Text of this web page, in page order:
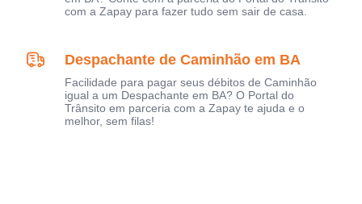
com a Zapay para fazer tudo sem sair de casa.
Despachante de Caminhão em BA
Facilidade para pagar seus débitos de Caminhão
igual a um Despachante em BA? O Portal do
Trânsito em parceria com a Zapay te ajuda e o
melhor, sem filas!